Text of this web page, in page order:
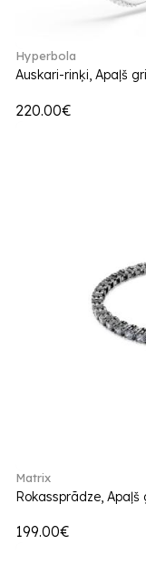
Hyperbola
Auskari-rinķi, Apaļš
220.00€
Matrix
Rokassprādze, Apaļš
199.00€